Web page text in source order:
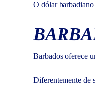
O dólar
Barbados oferece
Diferentemente de